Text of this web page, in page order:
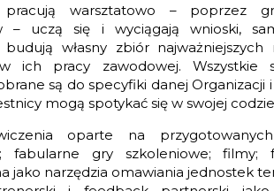
pracują warsztatowo – poprzez
– uczą się i wyciągają wnioski,
własny zbiór
ich pracy zawodowej. Wszystkie
są do specyfiki danej Organizacji
mogą spotykać się w swojej
oparte na
fabularne gry szkoleniowe; filmy;
jako narzędzia omawiania jednostek